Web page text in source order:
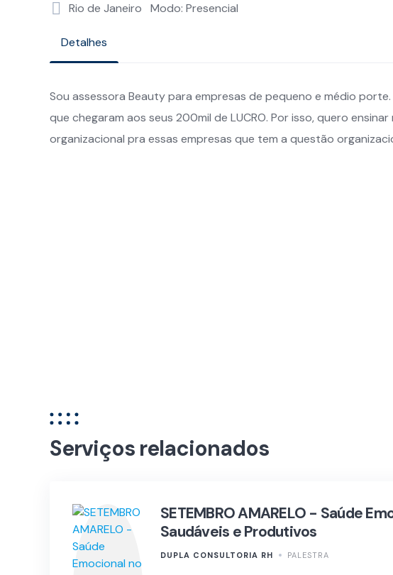
Rio de Janeiro Modo: Presencial
Detalhes
Sou assessora Beauty para empresas de pequeno e médio
que chegaram aos seus 200mil de LUCRO. Por isso, quero
organizacional pra essas empresas que tem a questão
Serviços relacionados
SETEMBRO AMARELO - Saúde
Saudáveis e Produtivos
DUPLA CONSULTORIA RH PALESTRA